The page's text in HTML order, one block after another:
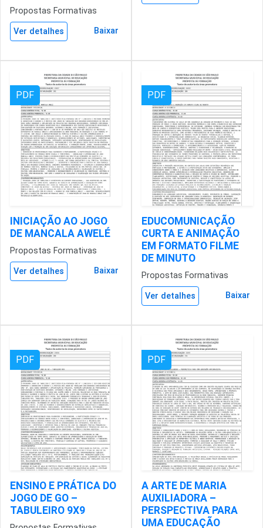
Propostas Formativas
Ver detalhes Baixar
PDF
INICIAÇÃO AO JOGO
DE MANCALA AWELÉ
Propostas Formativas
Ver detalhes Baixar
PDF
EDUCOMUNICAÇÃO
CURTA E ANIMAÇÃO
EM FORMATO FILME
DE MINUTO
Propostas Formativas
Ver detalhes Baixar
PDF
ENSINO E PRÁTICA DO
JOGO DE GO –
TABULEIRO 9X9
PDF
A ARTE DE MARIA
AUXILIADORA –
PERSPECTIVA PARA
UMA EDUCAÇÃO